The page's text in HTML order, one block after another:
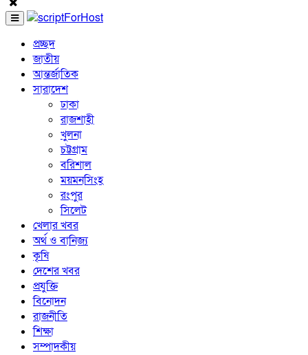
প্রচ্ছদ
জাতীয়
আন্তর্জাতিক
সারাদেশ
ঢাকা
রাজশাহী
খুলনা
চট্টগ্রাম
বরিশাল
ময়মনসিংহ
রংপুর
সিলেট
খেলার খবর
অর্থ ও বানিজ্য
কৃষি
দেশের খবর
প্রযুক্তি
বিনোদন
রাজনীতি
শিক্ষা
সম্পাদকীয়